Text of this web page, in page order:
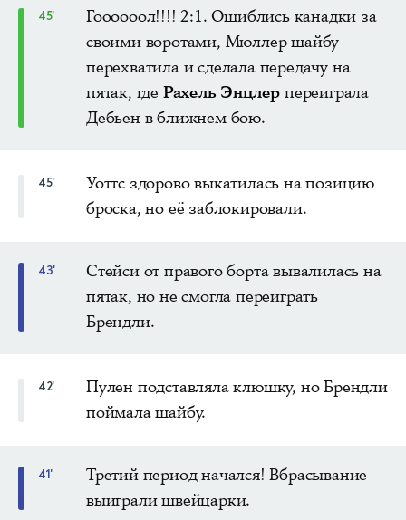
45'
Гоооооол!!!! 2:1. Ошиблись канадки за
своими воротами, Мюллер шайбу
перехватила и сделала передачу на
пятак, где Рахель Энцлер переиграла
Дебьен в ближнем бою.
45'
Уоттс здорово выкатилась на позицию
броска, но её заблокировали.
43'
Стейси от правого борта вывалилась на
пятак, но не смогла переиграть
Брендли.
42'
Пулен подставляла клюшку, но Брендли
поймала шайбу.
41'
Третий период начался! Вбрасывание
выиграли швейцарки.